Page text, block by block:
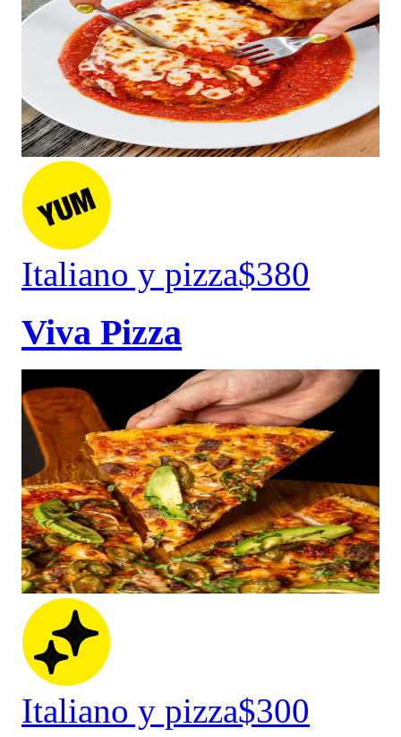
Italiano y pizza$380
Viva Pizza
Italiano y pizza$300